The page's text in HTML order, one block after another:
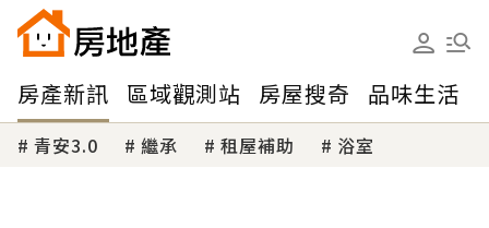
房產新訊 區域觀測站 房屋搜奇 品味生活
青安3.0 繼承 租屋補助 浴室